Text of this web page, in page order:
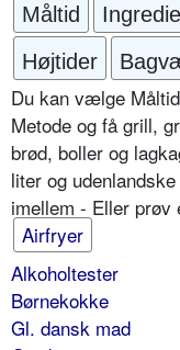
Måltid
Højtider
Du kan vælge
Metode og få grill,
brød, boller og
liter og
imellem - Eller prøv
Airfryer
Alkoholtester
Børnekokke
Gl. dansk mad